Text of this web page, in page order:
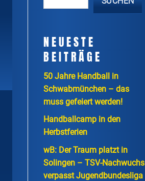
NEUESTE
BEITRÄGE
50 Jahre Handball in
Schwabmünchen – das
muss gefeiert werden!
Handballcamp in den
Herbstferien
wB: Der Traum platzt in
Solingen – TSV-Nachwuchs
verpasst Jugendbundesliga